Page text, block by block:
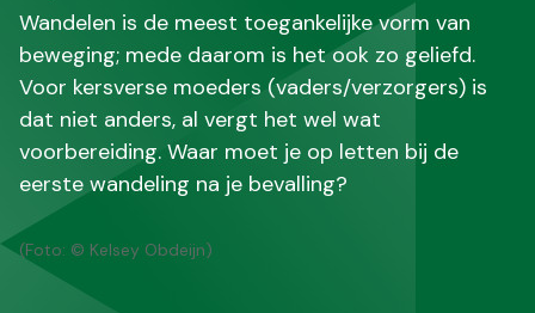
Wandelen is de meest toegankelijke vorm van
beweging; mede daarom is het ook zo geliefd.
Voor kersverse moeders (vaders/verzorgers) is
dat niet anders, al vergt het wel wat
voorbereiding. Waar moet je op letten bij de
eerste wandeling na je bevalling?
(Foto: © Kelsey Obdeijn)